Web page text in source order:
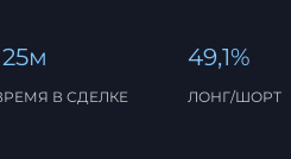
В СДЕЛКЕ
49,1%
ЛОНГ/ШОРТ